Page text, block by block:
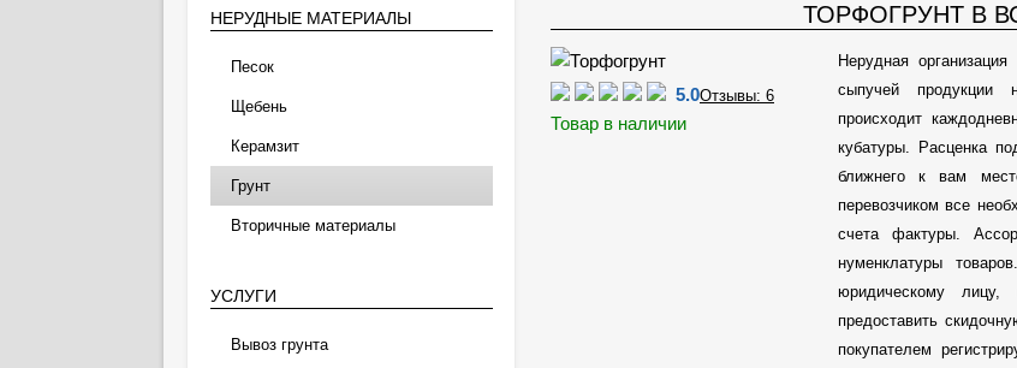
ТОРФОГРУНТ В
5.0Отзывы: 6
Товар в наличии
Нерудная
сыпучей продукции
происходит
кубатуры. Расценка
ближнего к вам
перевозчиком все
счета фактуры.
нуменклатуры
юридическому
предоставить
покупателем
НЕРУДНЫЕ МАТЕРИАЛЫ
Песок
Щебень
Керамзит
Грунт
Вторичные материалы
УСЛУГИ
Вывоз грунта